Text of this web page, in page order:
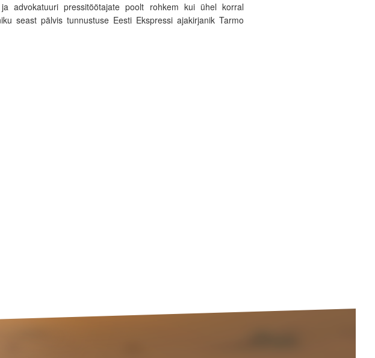
advokatuuri pressitöötajate poolt rohkem kui ühel korral
seast pälvis tunnustuse Eesti Ekspressi ajakirjanik Tarmo